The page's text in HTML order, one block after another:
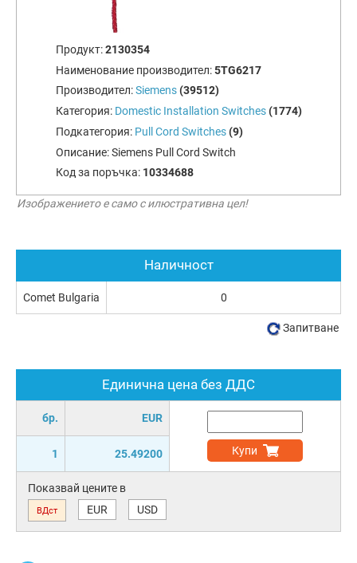
Продукт:2130354
Наименование производител:5TG6217
Производител:Siemens (39512)
Категория: Domestic Installation Switches (1774)
Подкатегория: Pull Cord Switches (9)
Описание:Siemens Pull Cord Switch
Код за поръчка: 10334688
Изображението е само с илюстративна цел!
Единична цена без ДДС
бр. EUR
1 25.49200 Купи
Показвай цените в
ВДст EUR USD
Наличност
Comet Bulgaria 0
Запитване